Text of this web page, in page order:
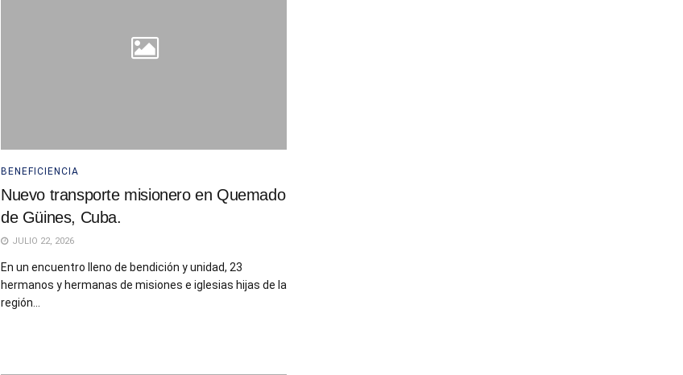
BENEFICIENCIA
Nuevo transporte misionero en Quemado
de Güines, Cuba.
JULIO 22, 2026
En un encuentro lleno de bendición y unidad, 23
hermanos y hermanas de misiones e iglesias hijas de la
región...